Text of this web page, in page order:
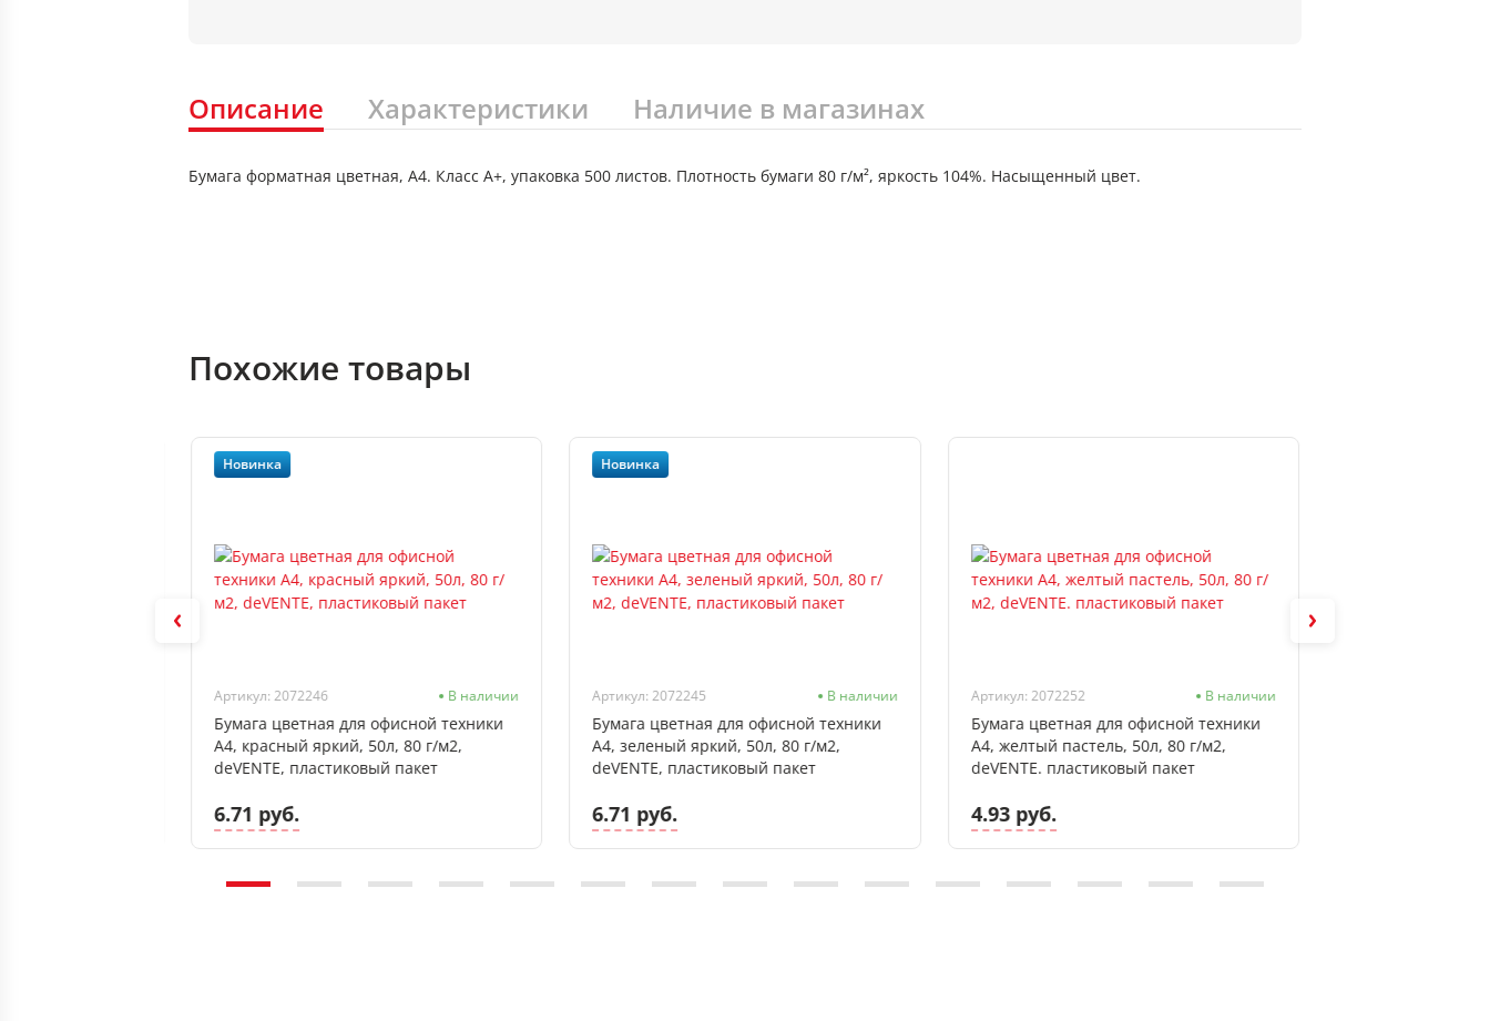
Описание Характеристики Наличие в магазинах
Бумага форматная цветная, А4. Класс А+, упаковка 500 листов. Плотность бумаги 80 г/м², яркость 104%. Насыщенный цвет.
Похожие товары
Новинка
Артикул: 2072246 В наличии
Бумага цветная для офисной техники
А4, красный яркий, 50л, 80 г/м2,
deVENTE, пластиковый пакет
6.71 руб.
Новинка
Артикул: 2072245 В наличии
Бумага цветная для офисной техники
А4, зеленый яркий, 50л, 80 г/м2,
deVENTE, пластиковый пакет
6.71 руб.
Артикул: 2072252 В наличии
Бумага цветная для офисной техники
А4, желтый пастель, 50л, 80 г/м2,
deVENTE. пластиковый пакет
4.93 руб.